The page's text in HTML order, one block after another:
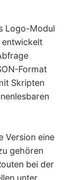
Logo-Modul
Format
Skripten
Version eine
gehören
bei der
unter